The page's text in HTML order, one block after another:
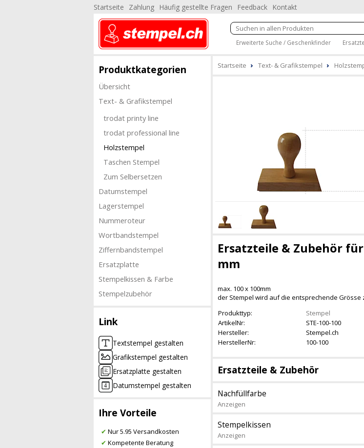
Startseite Zahlung Häufig gestellte Fragen Feedback Kontakt
Erweiterte Suche / Geschenkfinder
Produktkategorien
Übersicht
Text- & Grafikstempel
trodat printy line
trodat professional line
Holzstempel
Taschen Stempel
Zum Selbersetzen
Datumstempel
Lagerstempel
Nummeroteur
Wortbandstempel
Ziffernbandstempel
Ersatzplatte
Stempelkissen & Farbe
Stempelzubehör
Link
Textstempel gestalten
Grafikstempel gestalten
Ersatzplatte gestalten
Datumstempel gestalten
Ihre Vorteile
✔ Nur 5.95 Versandkosten
✔ Kompetente Beratung
Startseite Text- & Grafikstempel
Ersatzteile & Zubehör für
mm
max. 100 x 100mm
der Stempel wird auf die entsprechende Grösse
Produkttyp:
Stempel
ArtikelNr:
STE-100-100
Hersteller:
Stempel.ch
HerstellerNr:
100-100
Ersatzteile & Zubehör
Nachfüllfarbe
Anzeigen
Stempelkissen
Anzeigen